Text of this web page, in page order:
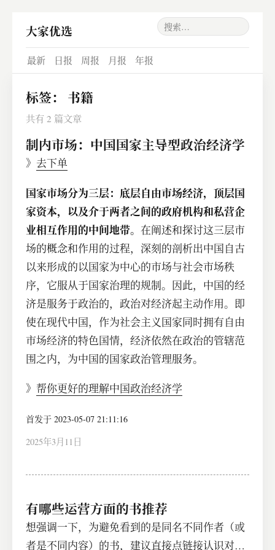
大家优选
最新 日报 周报 月报 年报
标签： 书籍
共有 2 篇文章
制内市场：中国国家主导型政治经济学
》 去下单
国家市场分为三层：底层自由市场经济，顶层国
家资本，以及介于两者之间的政府机构和私营企
业相互作用的中间地带。 在阐述和探讨这三层市
场的概念和作用的过程，深刻的剖析出中国自古
以来形成的以国家为中心的市场与社会市场秩
序，它服从于国家治理的规制。因此，中国的经
济是服务于政治的，政治对经济起主动作用。即
使在现代中国，作为社会主义国家同时拥有自由
市场经济的特色国情，经济依然在政治的管辖范
围之内，为中国的国家政治管理服务。
》帮你更好的理解中国政治经济学
首发于 2023-05-07 21:11:16
2025年3月11日
有哪些运营方面的书推荐
想强调一下，为避免看到的是同名不同作者（或
者是不同内容）的书，建议直接点链接认识对应